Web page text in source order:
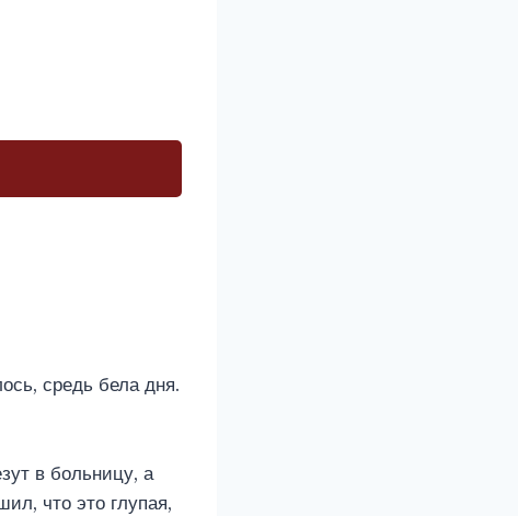
средь бела дня.
в больницу, а
что это глупая,